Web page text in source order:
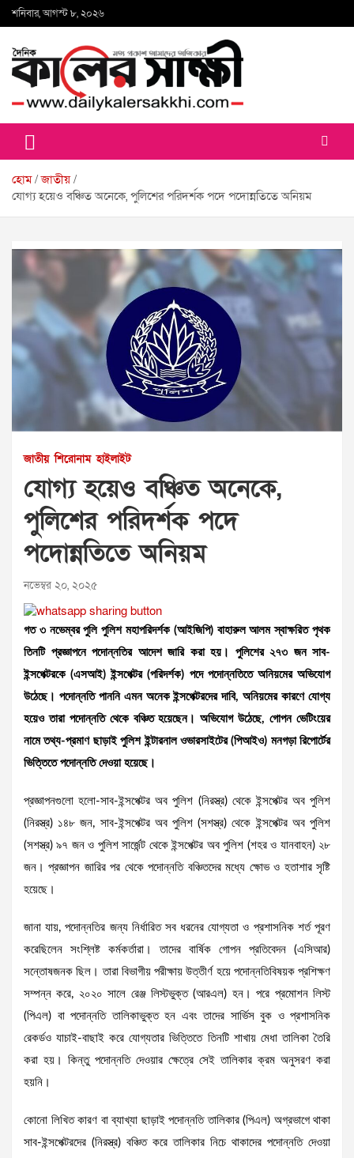
Skip
to
শনিবার, আগস্ট ৮, ২০২৬
কালের সাক্ষী
হোম জাতীয়
যোগ্য হয়েও বঞ্চিত অনেকে, পুলিশের পরিদর্শক পদে পদোন্নতিতে অনিয়ম
জাতীয় শিরোনাম হাইলাইট
যোগ্য হয়েও বঞ্চিত অনেকে,
পুলিশের পরিদর্শক পদে
পদোন্নতিতে অনিয়ম
নভেম্বর ২০, ২০২৫
গত ৩ নভেম্বর পুলি পুলিশ মহাপরিদর্শক (আইজিপি) বাহারুল আলম স্বাক্ষরিত পৃথক
তিনটি প্রজ্ঞাপনে পদোন্নতির আদেশ জারি করা হয়। পুলিশের ২৭৩ জন সাব-
ইন্সপেক্টরকে (এসআই) ইন্সপেক্টর (পরিদর্শক) পদে পদোন্নতিতে অনিয়মের অভিযোগ
উঠেছে। পদোন্নতি পাননি এমন অনেক ইন্সপেক্টরদের দাবি, অনিয়মের কারণে যোগ্য
হয়েও তারা পদোন্নতি থেকে বঞ্চিত হয়েছেন। অভিযোগ উঠেছে, গোপন ভেটিংয়ের
নামে তথ্য-প্রমাণ ছাড়াই পুলিশ ইন্টারনাল ওভারসাইটের (পিআইও) মনগড়া রিপোর্টের
ভিত্তিতে পদোন্নতি দেওয়া হয়েছে।
প্রজ্ঞাপনগুলো হলো-সাব-ইন্সপেক্টর অব পুলিশ (নিরস্ত্র) থেকে ইন্সপেক্টর অব পুলিশ
(নিরস্ত্র) ১৪৮ জন, সাব-ইন্সপেক্টর অব পুলিশ (সশস্ত্র) থেকে ইন্সপেক্টর অব পুলিশ
(সশস্ত্র) ৯৭ জন ও পুলিশ সার্জেন্ট থেকে ইন্সপেক্টর অব পুলিশ (শহর ও যানবাহন) ২৮
জন। প্রজ্ঞাপন জারির পর থেকে পদোন্নতি বঞ্চিতদের মধ্যে ক্ষোভ ও হতাশার সৃষ্টি
হয়েছে।
জানা যায়, পদোন্নতির জন্য নির্ধারিত সব ধরনের যোগ্যতা ও প্রশাসনিক শর্ত পূরণ
করেছিলেন সংশ্লিষ্ট কর্মকর্তারা। তাদের বার্ষিক গোপন প্রতিবেদন (এসিআর)
সন্তোষজনক ছিল। তারা বিভাগীয় পরীক্ষায় উত্তীর্ণ হয়ে পদোন্নতিবিষয়ক প্রশিক্ষণ
সম্পন্ন করে, ২০২০ সালে রেঞ্জ লিস্টভুক্ত (আরএল) হন। পরে প্রমোশন লিস্ট
(পিএল) বা পদোন্নতি তালিকাভুক্ত হন এবং তাদের সার্ভিস বুক ও প্রশাসনিক
রেকর্ডও যাচাই-বাছাই করে যোগ্যতার ভিত্তিতে তিনটি শাখায় মেধা তালিকা তৈরি
করা হয়। কিন্তু পদোন্নতি দেওয়ার ক্ষেত্রে সেই তালিকার ক্রম অনুসরণ করা
হয়নি।
কোনো লিখিত কারণ বা ব্যাখ্যা ছাড়াই পদোন্নতি তালিকার (পিএল) অগ্রভাগে থাকা
সাব-ইন্সপেক্টরদের (নিরস্ত্র) বঞ্চিত করে তালিকার নিচে থাকাদের পদোন্নতি দেওয়া